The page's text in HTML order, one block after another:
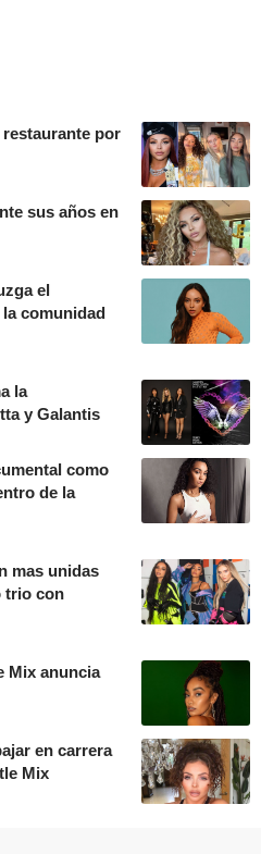
por
sus años en
el
comunidad
la
y Galantis
como
de la
mas unidas
trio con
Mix anuncia
en carrera
Mix